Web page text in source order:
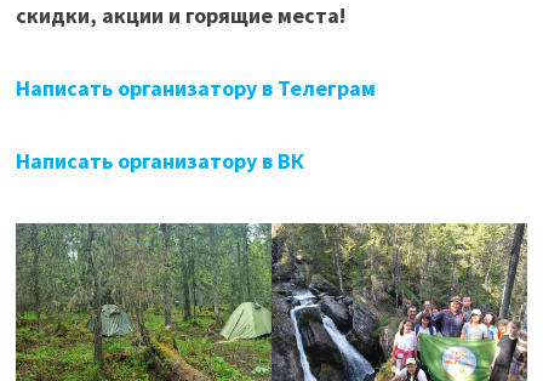
скидки, акции и горящие места!
Написать организатору в Телеграм
Написать организатору в ВК